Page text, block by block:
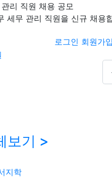
리 직원 채용 공모
세무 관리 직원을 신규 채용
로그인 회원가입
보기 >
지학